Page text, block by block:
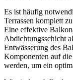
Es ist häufig
Terrassen komplett
Eine effektive
Abdichtungsschicht
Entwässerung des
Komponenten auf
werden, um ein